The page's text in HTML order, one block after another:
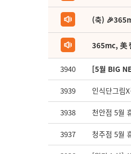
(축)
365mc, 美
3940 [5월 BIG
3939 인식단그림
3938 천안점 5월
3937 청주점 5월